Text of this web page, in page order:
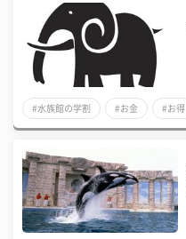
#水族館の学割 #お金 #お得